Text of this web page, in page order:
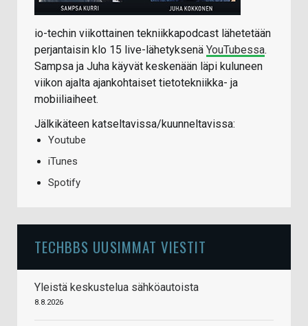
io-techin viikottainen tekniikkapodcast lähetetään
perjantaisin klo 15 live-lähetyksenä YouTubessa.
Sampsa ja Juha käyvät keskenään läpi kuluneen
viikon ajalta ajankohtaiset tietotekniikka- ja
mobiiliaiheet.
Jälkikäteen katseltavissa/kuunneltavissa:
Youtube
iTunes
Spotify
TECHBBS UUSIMMAT VIESTIT
Yleistä keskustelua sähköautoista
8.8.2026